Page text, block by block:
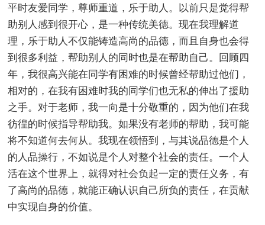
平时友爱同学，尊师重道，乐于助人。以前只是觉得帮
助别人感到很开心，是一种传统美德。现在我理解道
理，乐于助人不仅能铸造高尚的品德，而且自身也会得
到很多利益，帮助别人的同时也是在帮助自己。回顾四
年，我很高兴能在同学有困难的时候曾经帮助过他们，
相对的，在我有困难时我的同学们也无私的伸出了援助
之手。对于老师，我一向是十分敬重的，因为他们在我
彷徨的时候指导帮助我。如果没有老师的帮助，我可能
将不知道何去何从。我现在领悟到，与其说品德是个人
的人品操行，不如说是个人对整个社会的责任。一个人
活在这个世界上，就得对社会负起一定的责任义务，有
了高尚的品德，就能正确认识自己所负的责任，在贡献
中实现自身的价值。